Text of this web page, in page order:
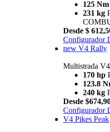
125 Nm
231 kg
Desde $
Configurador
new V4 Rally
Multistrada
170 hp
123.8
240 kg
Desde
Configurador
V4 Pikes Peak